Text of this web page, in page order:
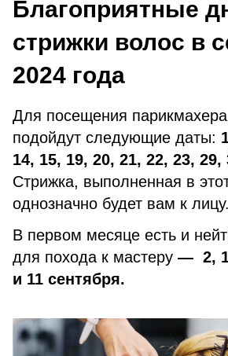
Благоприятные
стрижки волос в
2024 года
Для посещения
подойдут следующие даты:
14, 15, 19, 20, 21, 22, 23, 29,
Стрижка, выполненная в
однозначно будет вам к лицу.
В первом месяце есть и
для похода к мастеру — 2,
и 11 сентября.